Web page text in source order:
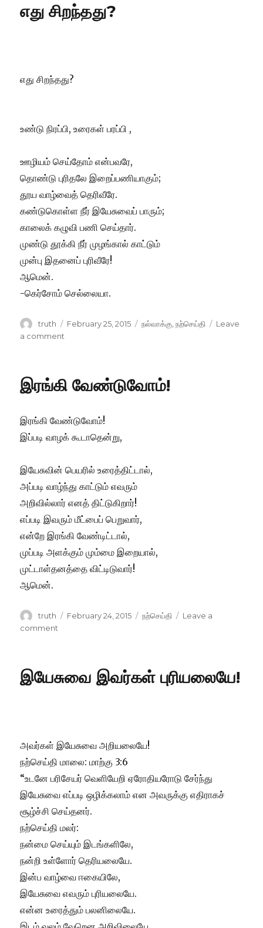
வந்தார்!
எது சிறந்தது?
எது சிறந்தது?
உண்டு நிரப்பி, உரைகள் பரப்பி ,
ஊழியம் செய்தோம் என்பவரே,
தொண்டு புரிதலே இறைப்பணியாகும்;
தூய வாழ்வைத் தெரிவீரே.
கண்டுகொள்ள நீர் இயேசுவைப் பாரும்;
காலைக் கழுவி பணி செய்தார்.
முண்டு தூக்கி நீர் முழங்கால் காட்டும்
முன்பு இதனைப் புரிவீரே!
ஆமென்.
-கெர்சோம் செல்லையா.
Author
truth
Posted
February 25, 2015 Categories
நல்வாக்கு ,நற்செய்தி
Leave
a comment
இரங்கி வேண்டுவோம்!
இரங்கி வேண்டுவோம்!
இப்படி வாழக் கூடாதென்று,
இயேசுவின் பெயரில் உரைத்திட்டால்,
அப்படி வாழ்ந்து காட்டும் எவரும்
அறிவில்லார் எனத் திட்டுகிறார்!
எப்படி இவரும் மீட்பைப் பெறுவார்,
என்றே இரங்கி வேண்டிட்டால்,
முப்படி அளக்கும் மும்மை இறையால்,
முட்டாள்தனத்தை விட்டிடுவார்!
ஆமென்.
Author
truth
Posted
February 24, 2015 Categories
நற்செய்தி
Leave a
comment
இயேசுவை இவர்கள் புரியலையே!
அவர்கள் இயேசுவை அறியலையே!
நற்செய்தி மாலை: மாற்கு 3:6
“உடனே பரிசேயர் வெளியேறி ஏரோதியரோடு சேர்ந்து
இயேசுவை எப்படி ஒழிக்கலாம் என அவருக்கு எதிராகச்
சூழ்ச்சி செய்தனர்.
நற்செய்தி மலர்:
நன்மை செய்யும் இடங்களிலே,
நன்றி உள்ளோர் தெரியலையே.
இன்ப வாழ்வை ஈகையிலே,
இயேசுவை எவரும் புரியலையே.
என்ன உரைத்தும் பலனிலையே.